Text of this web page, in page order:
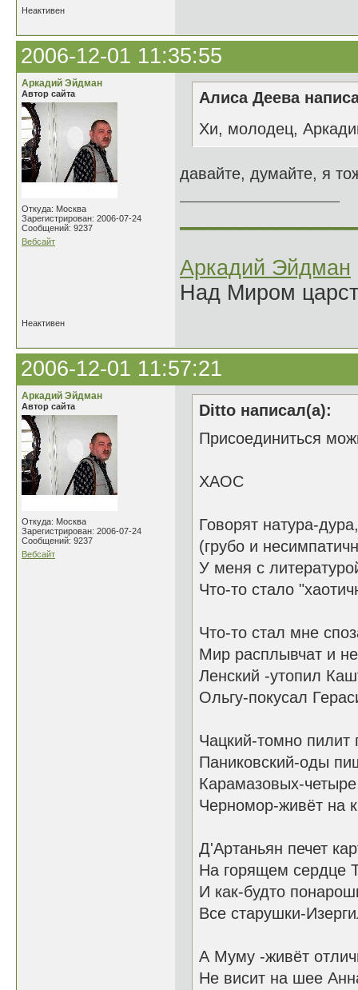
Неактивен
2006-12-01 11:35:55
Аркадий Эйдман
Автор сайта
Откуда: Москва
Зарегистрирован: 2006-07-24
Сообщений: 9237
Вебсайт
Алиса Деева
Хи, молодец,
давайте, думайте, я
Аркадий Эйдман
Над Миром
Неактивен
2006-12-01 11:57:21
Аркадий Эйдман
Автор сайта
Откуда: Москва
Зарегистрирован: 2006-07-24
Сообщений: 9237
Вебсайт
Ditto написал(а):
Присоединиться
ХАОС
Говорят натура-дура,
(грубо и
У меня с
Что-то стало
Что-то стал мне
Мир расплывчат и
Ленский -утопил
Ольгу-покусал
Чацкий-томно пилит
Паниковский-оды
Карамазовых-
Черномор-живёт на
Д'Артаньян печет
На горящем сердце
И как-будто
Все старушки-
А Муму -живёт
Не висит на шее